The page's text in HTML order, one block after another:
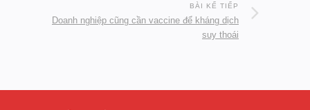
BÀI KẾ TIẾP
Doanh nghiệp cũng cần vaccine để kháng dịch
suy thoái